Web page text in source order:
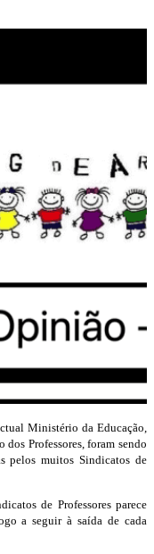
Ministério da Educação,
Professores, foram sendo
pelos muitos Sindicatos de
de Professores parece
a seguir à saída de cada